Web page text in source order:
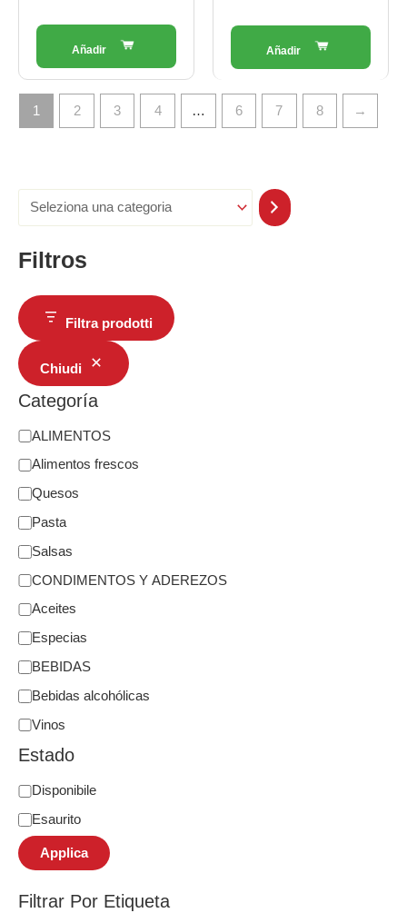
Filtros
Filtra prodotti
Chiudi
Categoría
ALIMENTOS
Alimentos frescos
Quesos
Pasta
Salsas
CONDIMENTOS Y ADEREZOS
Aceites
Especias
BEBIDAS
Bebidas alcohólicas
Vinos
Estado
Disponibile
Esaurito
Applica
Filtrar Por Etiqueta
1 2 3 4 … 6 7 8 →